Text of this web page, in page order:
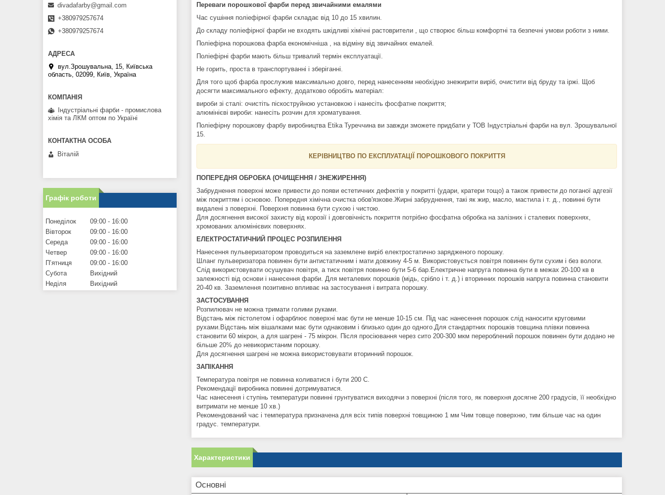
Переваги порошкової фарби перед звичайними емалями
Час сушіння поліефірної фарби складає від 10 до 15 хвилин.
До складу поліефірної фарби не входять шкідливі хімічні растоврители , що створює більш комфортні та безпечні умови роботи з ними.
Поліефірна порошкова фарба економічніша , на відміну від звичайних емалей.
Поліефірні фарби мають більш тривалий термін експлуатації.
Не горить, проста в транспортуванні і зберіганні.
Для того щоб фарба прослужив максимально довго, перед нанесенням необхідно знежирити виріб, очистити від бруду та іржі. Щоб
досягти максимального ефекту, додатково обробіть матеріал:
вироби зі сталі: очистіть піскоструйною установкою і нанесіть фосфатне покриття;
алюмінієві вироби: нанесіть розчин для хроматування.
Поліефірну порошкову фарбу виробництва Etika Туреччина ви завжди зможете придбати у ТОВ Індустріальні фарби на вул. Зрошувальної
15.
КЕРІВНИЦТВО ПО ЕКСПЛУАТАЦІЇ ПОРОШКОВОГО ПОКРИТТЯ
ПОПЕРЕДНЯ ОБРОБКА (ОЧИЩЕННЯ / ЗНЕЖИРЕННЯ)
Забруднення поверхні може привести до появи естетичних дефектів у покритті (удари, кратери тощо) а також привести до поганої адгезії
між покриттям і основою. Попередня хімічна очистка обов'язкове.Жирні забруднення, такі як жир, масло, мастила і т. д., повинні бути
видалені з поверхні. Поверхня повинна бути сухою і чистою.
Для досягнення високої захисту від корозії і довговічність покриття потрібно фосфатна обробка на залізних і сталевих поверхнях,
хромованих алюмінієвих поверхнях.
ЕЛЕКТРОСТАТИЧНИЙ ПРОЦЕС РОЗПИЛЕННЯ
Нанесення пульверизатором проводиться на заземлене виріб електростатично зарядженого порошку.
Шланг пульверизатора повинен бути антистатичним і мати довжину 4-5 м. Використовується повітря повинен бути сухим і без вологи.
Слід використовувати осушувач повітря, а тиск повітря повинно бути 5-6 бар.Електричне напруга повинна бути в межах 20-100 кв в
залежності від основи і нанесення фарби. Для металевих порошків (мідь, срібло і т. д.) і вторинних порошків напруга повинна становити
20-40 кв. Заземлення позитивно впливає на застосування і витрата порошку.
ЗАСТОСУВАННЯ
Розпилювач не можна тримати голими руками.
Відстань між пістолетом і офарблює поверхні має бути не менше 10-15 см. Під час нанесення порошок слід наносити круговими
рухами.Відстань між вішалками має бути однаковим і близько один до одного.Для стандартних порошків товщина плівки повинна
становити 60 мікрон, а для шагрені - 75 мікрон. Після просіювання через сито 200-300 мкм перероблений порошок повинен бути додано не
більше 20% до невикористаним порошку.
Для досягнення шагрені не можна використовувати вторинний порошок.
ЗАПІКАННЯ
Температура повітря не повинна коливатися і бути 200 С.
Рекомендації виробника повинні дотримуватися.
Час нанесення і ступінь температури повинні грунтуватися виходячи з поверхні (після того, як поверхня досягне 200 градусів, її необхідно
витримати не менше 10 хв.)
Рекомендований час і температура призначена для всіх типів поверхні товщиною 1 мм Чим товще поверхню, тим більше час на один
градус. температури.
Характеристики
Основні
divadafarby@gmail.com
+380979257674
+380979257674
вул.Зрошувальна, 15, Київська
область, 02099, Київ, Україна
Індустріальні фарби - промислова
хімія та ЛКМ оптом по Україні
Віталій
Графік роботи
Понеділок 09:00
16:00
Вівторок
09:00
16:00
Середа
09:00
16:00
Четвер
09:00
16:00
Пʼятниця
09:00
16:00
Субота
Вихідний
Неділя
Вихідний